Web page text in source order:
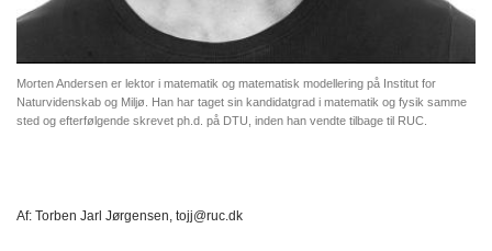
Morten Andersen er lektor i matematik og matematisk modellering på Institut for
Naturvidenskab og Miljø. Han har taget sin kandidatgrad i matematik og fysik samme
sted og efterfølgende skrevet ph.d. på DTU, inden han vendte tilbage til RUC.
Af: Torben Jarl Jørgensen, tojj@ruc.dk